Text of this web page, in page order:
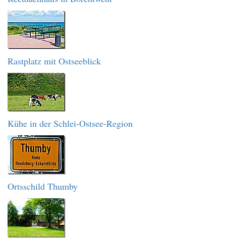
Rastplatz mit Ostseeblick
Kühe in der Schlei-Ostsee-Region
Ortsschild Thumby